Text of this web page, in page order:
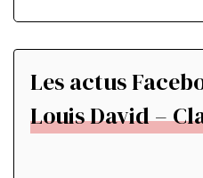
Les actus
Louis David –